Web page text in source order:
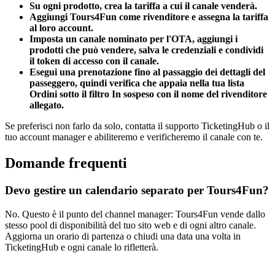
Su ogni prodotto, crea la tariffa a cui il canale venderà.
Aggiungi Tours4Fun come rivenditore e assegna la tariffa
al loro account.
Imposta un canale nominato per l'OTA, aggiungi i
prodotti che può vendere, salva le credenziali e condividi
il token di accesso con il canale.
Esegui una prenotazione fino al passaggio dei dettagli del
passeggero, quindi verifica che appaia nella tua lista
Ordini sotto il filtro In sospeso con il nome del rivenditore
allegato.
Se preferisci non farlo da solo, contatta il supporto TicketingHub o il
tuo account manager e abiliteremo e verificheremo il canale con te.
Domande frequenti
Devo gestire un calendario separato per Tours4Fun?
No. Questo è il punto del channel manager: Tours4Fun vende dallo
stesso pool di disponibilità del tuo sito web e di ogni altro canale.
Aggiorna un orario di partenza o chiudi una data una volta in
TicketingHub e ogni canale lo rifletterà.